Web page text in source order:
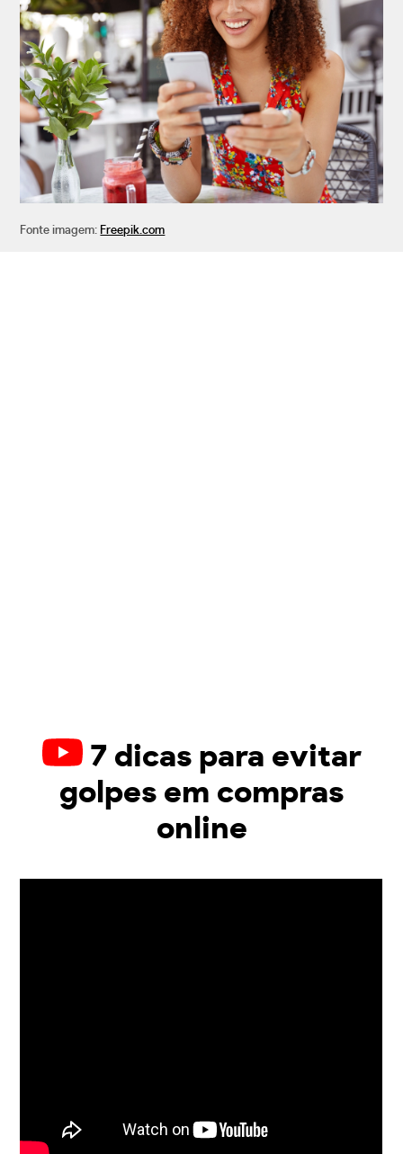
Fonte imagem: Freepik.com
7 dicas para evitar
golpes em compras
online